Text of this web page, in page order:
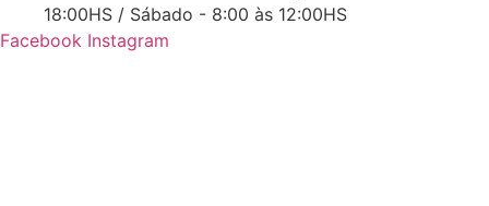
18:00HS / Sábado - 8:00 às 12:00HS
Facebook Instagram